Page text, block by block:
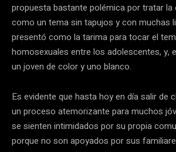
propuesta bastante polémica por tratar la
como un tema sin tapujos y con muchas
presentó como la tarima para tocar el
homosexuales entre los adolescentes, y,
un joven de color y uno blanco.
Es evidente que hasta hoy en día salir de
un proceso atemorizante para muchos
se sienten intimidados por su propia
porque no son apoyados por sus